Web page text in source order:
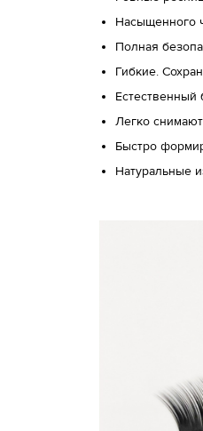
Насыщенного
Полная
Гибкие.
Естественный
Легко
Быстро
Натуральные